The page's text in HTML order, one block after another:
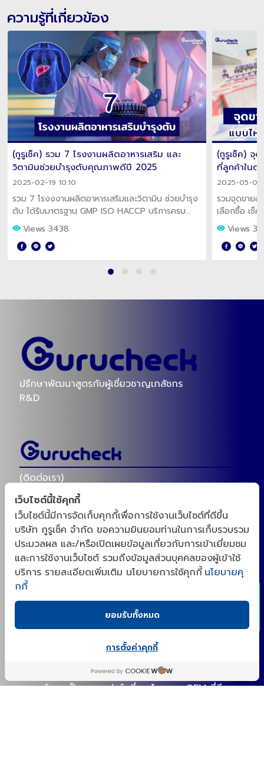
x
ความรู้ที่เกี่ยวข้อง
(กูรูเช็ค) รวม 7 โรงงานผลิตอาหารเสริม และ
วิตามินช่วยบำรุงตับคุณภาพดีปี 2025
2025-02-19 10:10
รวม 7 โรงงงานผลิตอาหารเสริมและวิตามิน ช่วยบำรุง
ตับ ได้รับมาตรฐาน GMP ISO HACCP บริการครบ
วงจร ตอบโจทย์ผู้ประกอบการในปี 2025
Views 3438
(กูรูเช็ค) จุ
ที่ลูกค้าในต
2025-05-07
รวมจุดขายอ
เลือกซื้อ เช็
ตลาดViews
ปรึกษาพัฒนาสูตรกับผู้เชี่ยวชาญเภสัชกร
R&D
(ติดต่อเรา)
098-8259696
ID : @gurucheckacademy
gurucheck_academy@gurucheck.co.th
แบบฟอร์มการขอใช้สิทธิของเจ้าของข้อมูลส่วนบุคคล
“กูรูเช็คสร้างชุมชนสำหรับเจ้าของเเบรนด์ และโรงงาน
OEM จากความต้องการจริงของตลาดอาหารเสริม สกิน
เราจึงตั้งใจเป็นที่ปรึกษา พัฒนาสูตร(NPD)ให้กับเจ้าของ
เเบรนด์ เเละเป็นแพลตฟอร์มที่รวมโรงงาน OEM ที่มีความ
เว็บไซต์นี้ใช้คุกกี้
เว็บไซต์นี้มีการจัดเก็บคุกกี้เพื่อการใช้งานเว็บไซต์ที่ดีขึ้น
บริษัท กูรูเช็ค จำกัด ขอความยินยอมท่านในการเก็บรวบรวม
ประมวลผล และ/หรือเปิดเผยข้อมูลเกี่ยวกับการเข้าเยี่ยมชม
และการใช้งานเว็บไซต์ รวมถึงข้อมูลส่วนบุคคลของผู้เข้าใช้
บริการ รายละเอียดเพิ่มเติม นโยบายการใช้คุกกี้ นโยบายคุ
กกี้
ยอมรับทั้งหมด
การตั้งค่าคุกกี้